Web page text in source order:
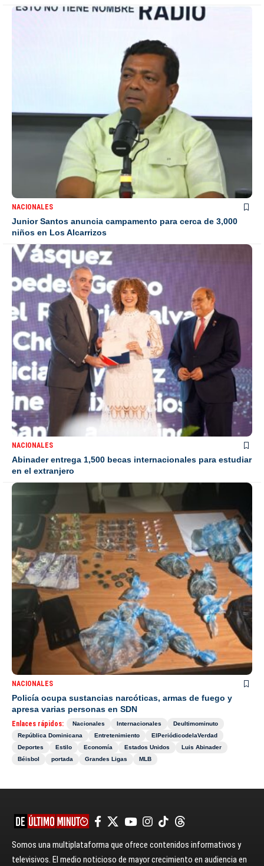
NACIONALES
Junior Santos anuncia campamento para cerca de 3,000
niños en Los Alcarrizos
NACIONALES
Abinader entrega 1,500 becas internacionales para estudiar
en el extranjero
NACIONALES
Policía ocupa sustancias narcóticas, armas de fuego y
apresa varias personas en SDN
Enlaces rápidos: Nacionales Internacionales
Deultimominuto
República Dominicana
Entretenimiento
ElPeriódicodelaVerdad
Deportes
Estilo Economía Estados Unidos
Luis Abinader
Béisbol
portada Grandes Ligas MLB
Somos una multiplataforma que ofrece contenidos informativos y
televisivos. El medio noticioso de mayor crecimiento en audiencia en